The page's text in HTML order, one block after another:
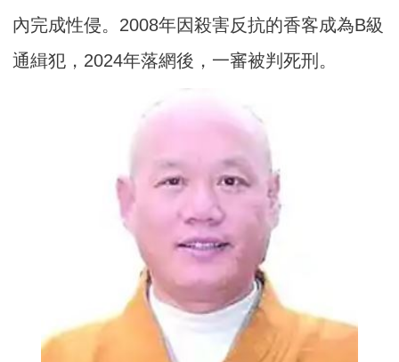
內完成性侵。2008年因殺害反抗的香客成為B級
通緝犯，2024年落網後，一審被判死刑。